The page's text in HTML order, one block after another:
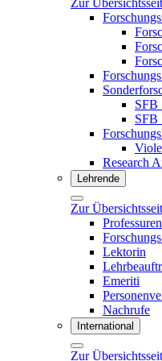
SFB
SFB
Research
Lehrende
Zur
Professuren
Lektorin
Emeriti
Nachrufe
International
Zur